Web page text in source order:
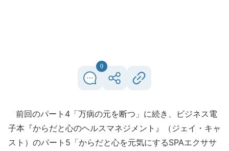
0
前回のパート4「万病の元を断つ」に続き、ビジネス電
子本『からだと心のヘルスマネジメント』（ジェイ・キャ
スト）のパート5「からだと心を元気にするSPAエクササ